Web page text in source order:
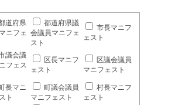
道府県
ニフェ
都道府県議
会議員マニフェ
スト
市長マニフ
ェスト
議会議
フェス
区長マニフ
ェスト
区議会議員
マニフェスト
長マニ
ト
町議会議員
マニフェスト
村長マニフ
ェスト